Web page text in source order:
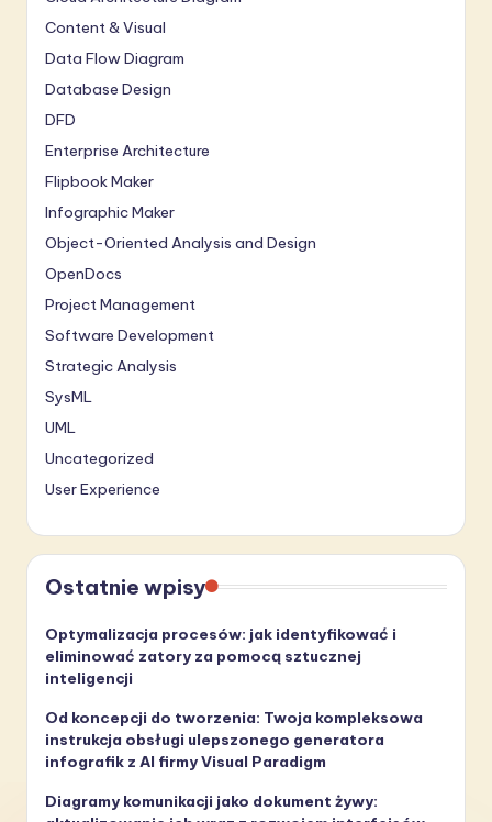
Content & Visual
Data Flow Diagram
Database Design
DFD
Enterprise Architecture
Flipbook Maker
Infographic Maker
Object-Oriented Analysis and Design
OpenDocs
Project Management
Software Development
Strategic Analysis
SysML
UML
Uncategorized
User Experience
Ostatnie wpisy
Optymalizacja procesów: jak identyfikować i
eliminować zatory za pomocą sztucznej
inteligencji
Od koncepcji do tworzenia: Twoja kompleksowa
instrukcja obsługi ulepszonego generatora
infografik z AI firmy Visual Paradigm
Diagramy komunikacji jako dokument żywy: